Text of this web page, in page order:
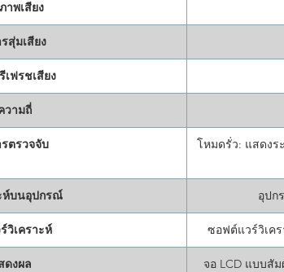
าพเสียง
สุ่มเสียง
เฟรชเสียง
วามถี่
ตรวจจับ
โหมดรั่ว: แสดงร
ห์บนอุปกรณ์ อุปก
วิเคราะห์ ซอฟต์แวร์วิเค
ดงผล
จอ LCD แบบสั